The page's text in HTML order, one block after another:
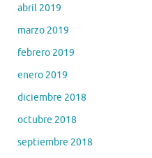
abril 2019
marzo 2019
febrero 2019
enero 2019
diciembre 2018
octubre 2018
septiembre 2018